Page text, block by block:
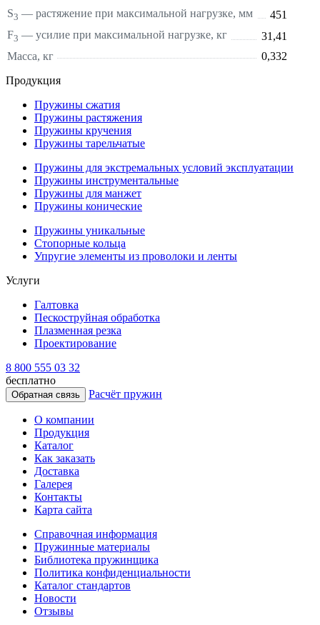
S3 — растяжение при максимальной нагрузке, мм
451
F3 — усилие при максимальной нагрузке, кг
31,41
Масса, кг
0,332
Продукция
Пружины сжатия
Пружины растяжения
Пружины кручения
Пружины тарельчатые
Пружины для экстремальных условий эксплуатации
Пружины инструментальные
Пружины для манжет
Пружины конические
Пружины уникальные
Стопорные кольца
Упругие элементы из проволоки и ленты
Услуги
Галтовка
Пескоструйная обработка
Плазменная резка
Проектирование
8 800 555 03 32
бесплатно
Обратная связь Расчёт пружин
О компании
Продукция
Каталог
Как заказать
Доставка
Галерея
Контакты
Карта сайта
Справочная информация
Пружинные материалы
Библиотека пружинщика
Политика конфиденциальности
Каталог стандартов
Новости
Отзывы